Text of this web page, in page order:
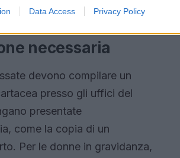
Data Access Privacy Policy
necessaria
devono compilare un
presso gli uffici del
presentate
come la copia di un
Per le donne in gravidanza,